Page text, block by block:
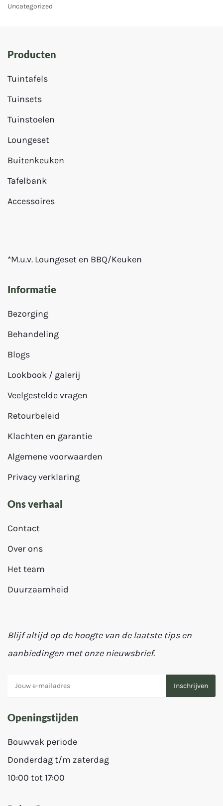
Uncategorized
Producten
Tuintafels
Tuinsets
Tuinstoelen
Loungeset
Buitenkeuken
Tafelbank
Accessoires
*M.u.v. Loungeset en BBQ/Keuken
Informatie
Bezorging
Behandeling
Blogs
Lookbook / galerij
Veelgestelde vragen
Retourbeleid
Klachten en garantie
Algemene voorwaarden
Privacy verklaring
Ons verhaal
Contact
Over ons
Het team
Duurzaamheid
Blijf altijd op de hoogte van de laatste tips en
aanbiedingen met onze nieuwsbrief.
Openingstijden
Bouwvak periode
Donderdag t/m zaterdag
10:00 tot 17:00